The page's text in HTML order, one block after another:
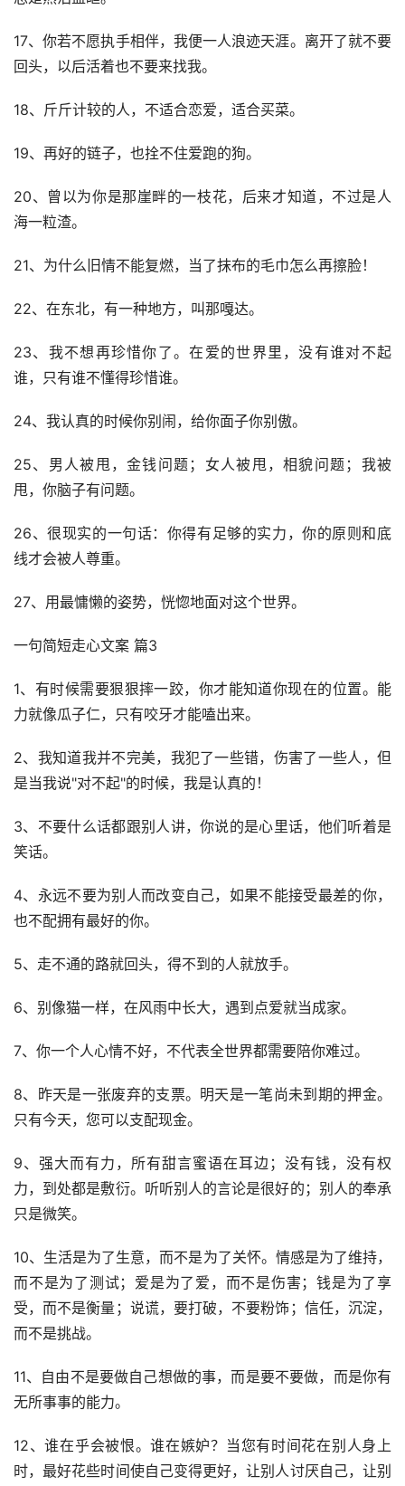
17、你若不愿执手相伴，我便一人浪迹天涯。离开了就不要
回头，以后活着也不要来找我。
18、斤斤计较的人，不适合恋爱，适合买菜。
19、再好的链子，也拴不住爱跑的狗。
20、曾以为你是那崖畔的一枝花，后来才知道，不过是人
海一粒渣。
21、为什么旧情不能复燃，当了抹布的毛巾怎么再擦脸！
22、在东北，有一种地方，叫那嘎达。
23、我不想再珍惜你了。在爱的世界里，没有谁对不起
谁，只有谁不懂得珍惜谁。
24、我认真的时候你别闹，给你面子你别傲。
25、男人被甩，金钱问题；女人被甩，相貌问题；我被
甩，你脑子有问题。
26、很现实的一句话：你得有足够的实力，你的原则和底
线才会被人尊重。
27、用最慵懒的姿势，恍惚地面对这个世界。
一句简短走心文案 篇3
1、有时候需要狠狠摔一跤，你才能知道你现在的位置。能
力就像瓜子仁，只有咬牙才能嗑出来。
2、我知道我并不完美，我犯了一些错，伤害了一些人，但
是当我说"对不起"的时候，我是认真的！
3、不要什么话都跟别人讲，你说的是心里话，他们听着是
笑话。
4、永远不要为别人而改变自己，如果不能接受最差的你，
也不配拥有最好的你。
5、走不通的路就回头，得不到的人就放手。
6、别像猫一样，在风雨中长大，遇到点爱就当成家。
7、你一个人心情不好，不代表全世界都需要陪你难过。
8、昨天是一张废弃的支票。明天是一笔尚未到期的押金。
只有今天，您可以支配现金。
9、强大而有力，所有甜言蜜语在耳边；没有钱，没有权
力，到处都是敷衍。听听别人的言论是很好的；别人的奉承
只是微笑。
10、生活是为了生意，而不是为了关怀。情感是为了维持，
而不是为了测试；爱是为了爱，而不是伤害；钱是为了享
受，而不是衡量；说谎，要打破，不要粉饰；信任，沉淀，
而不是挑战。
11、自由不是要做自己想做的事，而是要不要做，而是你有
无所事事的能力。
12、谁在乎会被恨。谁在嫉妒？当您有时间花在别人身上
时，最好花些时间使自己变得更好，让别人讨厌自己，让别